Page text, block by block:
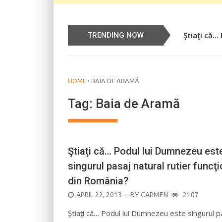
TRENDING NOW Ştiaţi că…
Știați că…
HOME › BAIA DE ARAMĂ
Tag: Baia de Aramă
Ştiaţi că… Podul lui Dumnezeu
singurul pasaj natural rutier
din România?
POSTED
APRIL 22, 2013 —BYCARMEN 2107
Ştiaţi că… Podul lui Dumnezeu este singurul